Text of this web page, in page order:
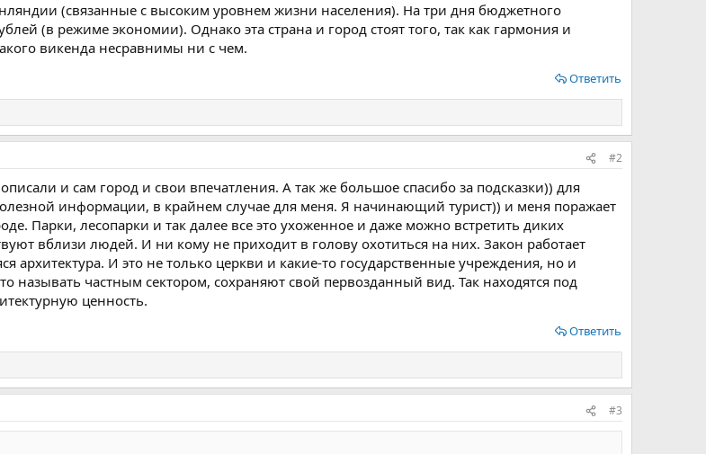
(связанные с высоким уровнем жизни населения). На три дня бюджетного
(в режиме экономии). Однако эта страна и город стоят того, так как гармония и
викенда несравнимы ни с чем.
Ответить
#2
и сам город и свои впечатления. А так же большое спасибо за подсказки)) для
информации, в крайнем случае для меня. Я начинающий турист)) и меня поражает
Парки, лесопарки и так далее все это ухоженное и даже можно встретить диких
вблизи людей. И ни кому не приходит в голову охотиться на них. Закон работает
архитектура. И это не только церкви и какие-то государственные учреждения, но и
называть частным сектором, сохраняют свой первозданный вид. Так находятся под
ценность.
Ответить
#3